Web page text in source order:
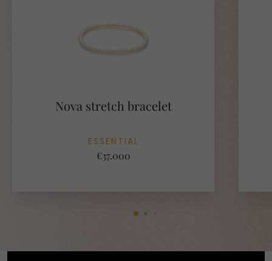
Nova stretch bracelet
ESSENTIAL
€37.000